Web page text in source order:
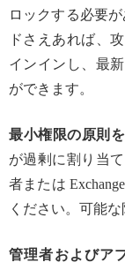
ロックする必要
ドさえあれば、
インインし、最
ができます。
最小権限の原則
が過剰に割り当
者または
ください。可能
管理者およびア